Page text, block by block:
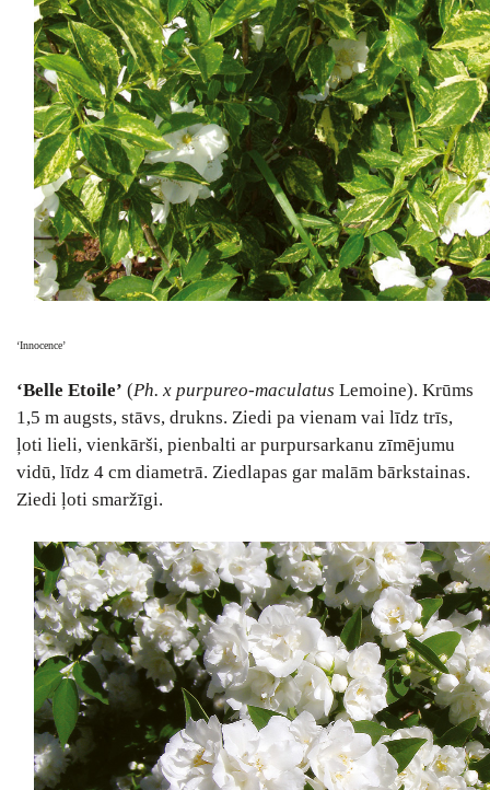
‘Innocence’
‘Belle Etoile’ (Ph. x purpureo-maculatus Lemoine). Krūms
1,5 m augsts, stāvs, drukns. Ziedi pa vienam vai līdz trīs,
ļoti lieli, vienkārši, pienbalti ar purpursarkanu zīmējumu
vidū, līdz 4 cm diametrā. Ziedlapas gar malām bārkstainas.
Ziedi ļoti smaržīgi.